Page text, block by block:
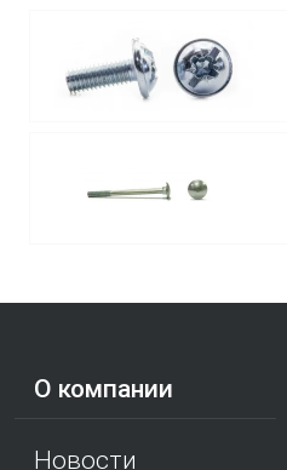
О компании
Новости